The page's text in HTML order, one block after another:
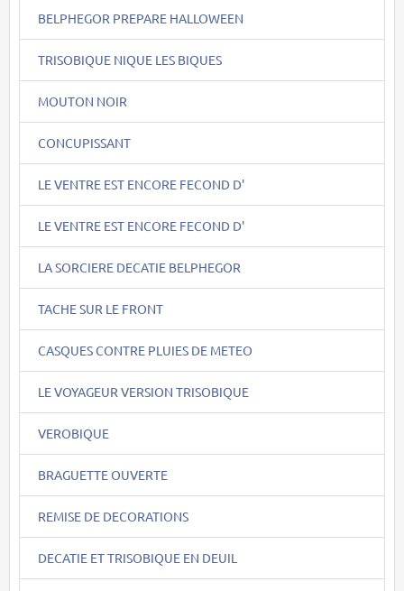
BELPHEGOR PREPARE HALLOWEEN
TRISOBIQUE NIQUE LES BIQUES
MOUTON NOIR
CONCUPISSANT
LE VENTRE EST ENCORE FECOND D'
LE VENTRE EST ENCORE FECOND D'
LA SORCIERE DECATIE BELPHEGOR
TACHE SUR LE FRONT
CASQUES CONTRE PLUIES DE METEO
LE VOYAGEUR VERSION TRISOBIQUE
VEROBIQUE
BRAGUETTE OUVERTE
REMISE DE DECORATIONS
DECATIE ET TRISOBIQUE EN DEUIL